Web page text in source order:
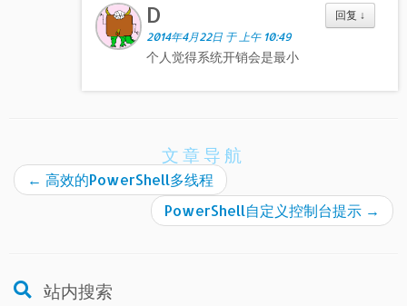
回复 ↓
D
2014年4月22日 于 上午 10:49
个人觉得系统开销会是最小
文章导航
← 高效的PowerShell多线程
PowerShell自定义控制台提示 →
站内搜索